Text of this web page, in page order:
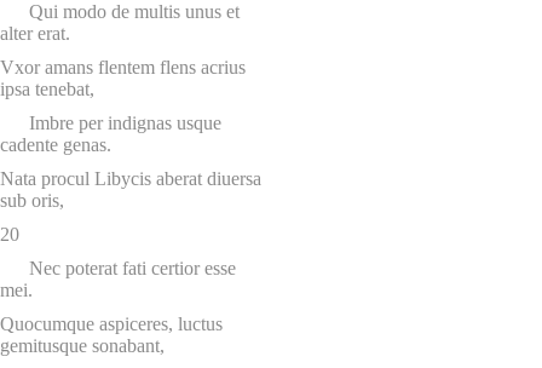
Qui modo de multis unus et
alter erat.
Vxor amans flentem flens acrius
ipsa tenebat,
Imbre per indignas usque
cadente genas.
Nata procul Libycis aberat diuersa
sub oris,
20
Nec poterat fati certior esse
mei.
Quocumque aspiceres, luctus
gemitusque sonabant,